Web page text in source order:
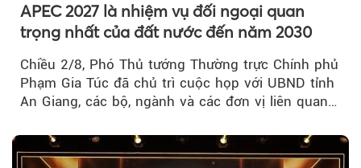
APEC 2027 là nhiệm vụ đối ngoại quan
trọng nhất của đất nước đến năm 2030
Chiều 2/8, Phó Thủ tướng Thường trực Chính phủ
Phạm Gia Túc đã chủ trì cuộc họp với UBND tỉnh
An Giang, các bộ, ngành và các đơn vị liên quan